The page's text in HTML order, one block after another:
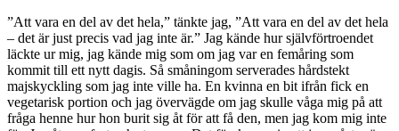
”Att vara en del av det hela,” tänkte jag, ”Att vara en del av det hela
– det är just precis vad jag inte är.” Jag kände hur självförtroendet
läckte ur mig, jag kände mig som om jag var en femåring som
kommit till ett nytt dagis. Så småningom serverades hårdstekt
majskyckling som jag inte ville ha. En kvinna en bit ifrån fick en
vegetarisk portion och jag övervägde om jag skulle våga mig på att
fråga henne hur hon burit sig åt för att få den, men jag kom mig inte